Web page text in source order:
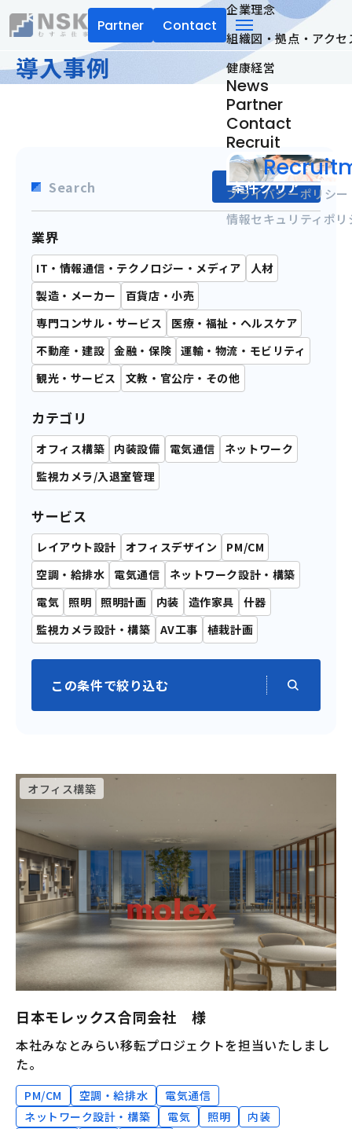
NSK株式会社
Partner Contact
menu
企業理念
組織図・拠点・アクセ
健康経営
News
Partner
Contact
Recruit
プライバシーポリシー
情報セキュリティポリ
導入事例
Search 条件クリア
業界
IT・情報通信・テクノロジー・メディア
人材
製造・メーカー
百貨店・小売
専門コンサル・サービス
医療・福祉・ヘルスケア
不動産・建設
金融・保険
運輸・物流・モビリティ
観光・サービス
文教・官公庁・その他
カテゴリ
オフィス構築 内装設備 電気通信
ネットワーク
監視カメラ/入退室管理
サービス
レイアウト設計 オフィスデザイン
PM/CM
空調・給排水
電気通信
ネットワーク設計・構築
電気
照明 照明計画 内装 造作家具
什器
監視カメラ設計・構築
AV工事 植栽計画
この条件で絞り込む
オフィス構築
日本モレックス合同会社 様
本社みなとみらい移転プロジェクトを担当いたしまし
た。
PM/CM 空調・給排水
電気通信
ネットワーク設計・構築
電気 照明
内装